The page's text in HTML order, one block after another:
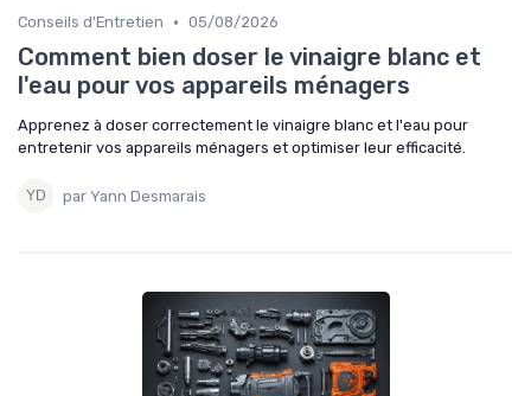
Conseils d'Entretien • 05/08/2026
Comment bien doser le vinaigre blanc et
l'eau pour vos appareils ménagers
Apprenez à doser correctement le vinaigre blanc et l'eau pour
entretenir vos appareils ménagers et optimiser leur efficacité.
par Yann Desmarais